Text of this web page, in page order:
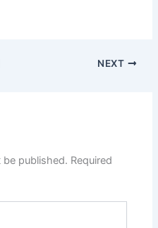
NEXT
be published. Required